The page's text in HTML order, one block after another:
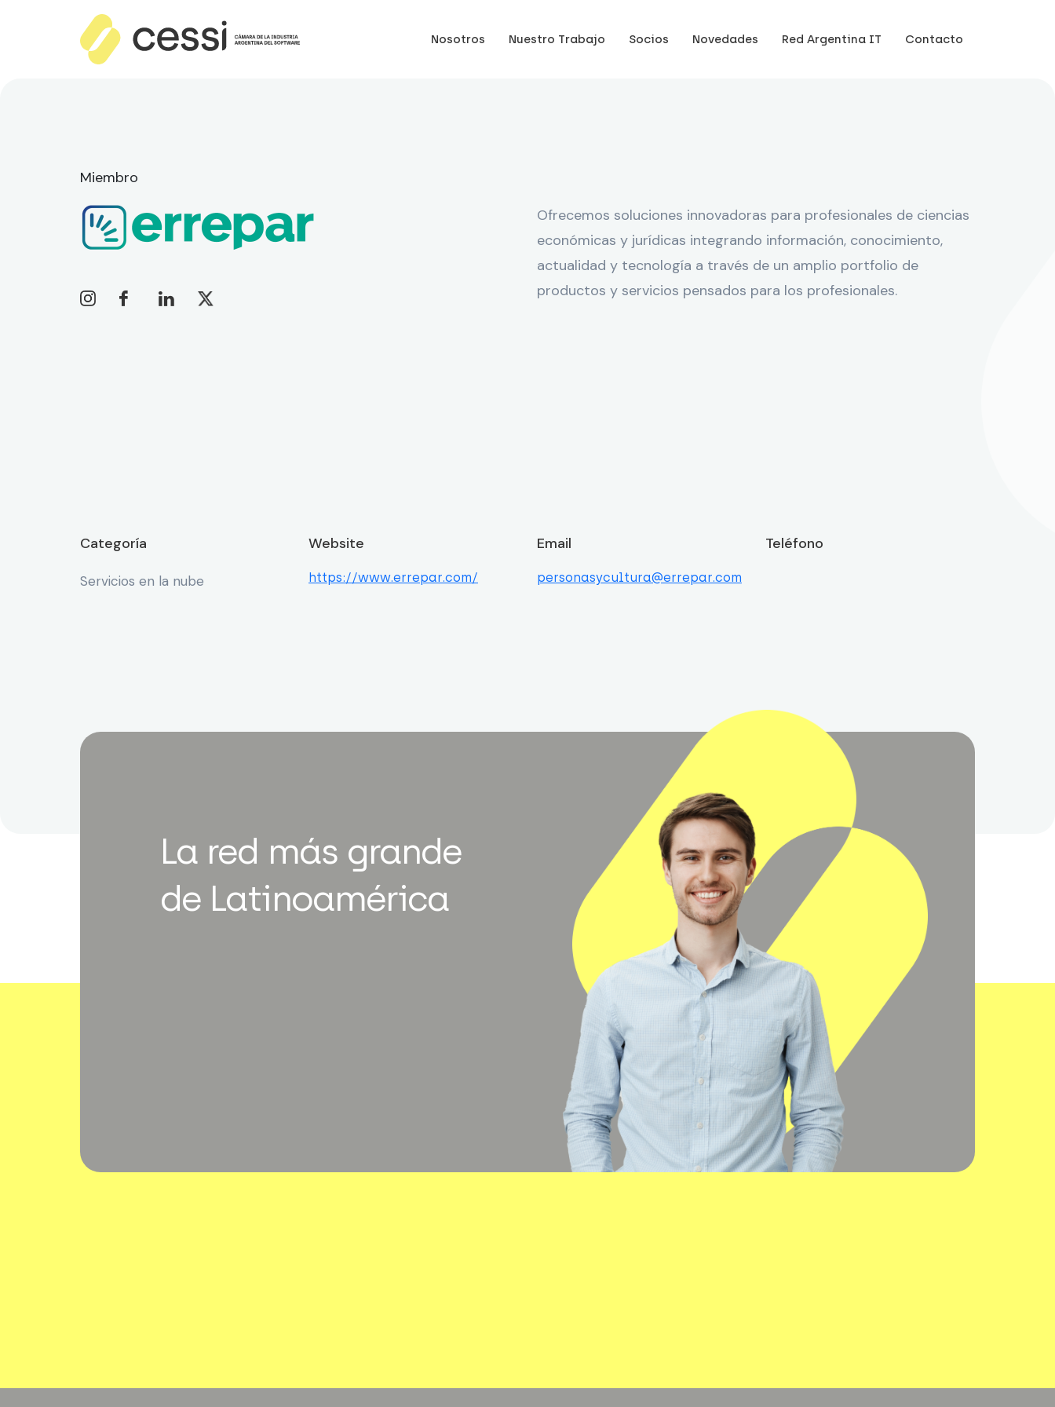
Nosotros Nuestro Trabajo Socios Novedades Red Argentina IT Contacto
Miembro
Ofrecemos soluciones innovadoras para profesionales de ciencias
económicas y jurídicas integrando información, conocimiento,
actualidad y tecnología a través de un amplio portfolio de
productos y servicios pensados para los profesionales.
Categoría
Servicios en la nube
Website
https://www.errepar.com/
Email
personasycultura@errepar.com
Teléfono
La red más grande
de Latinoamérica